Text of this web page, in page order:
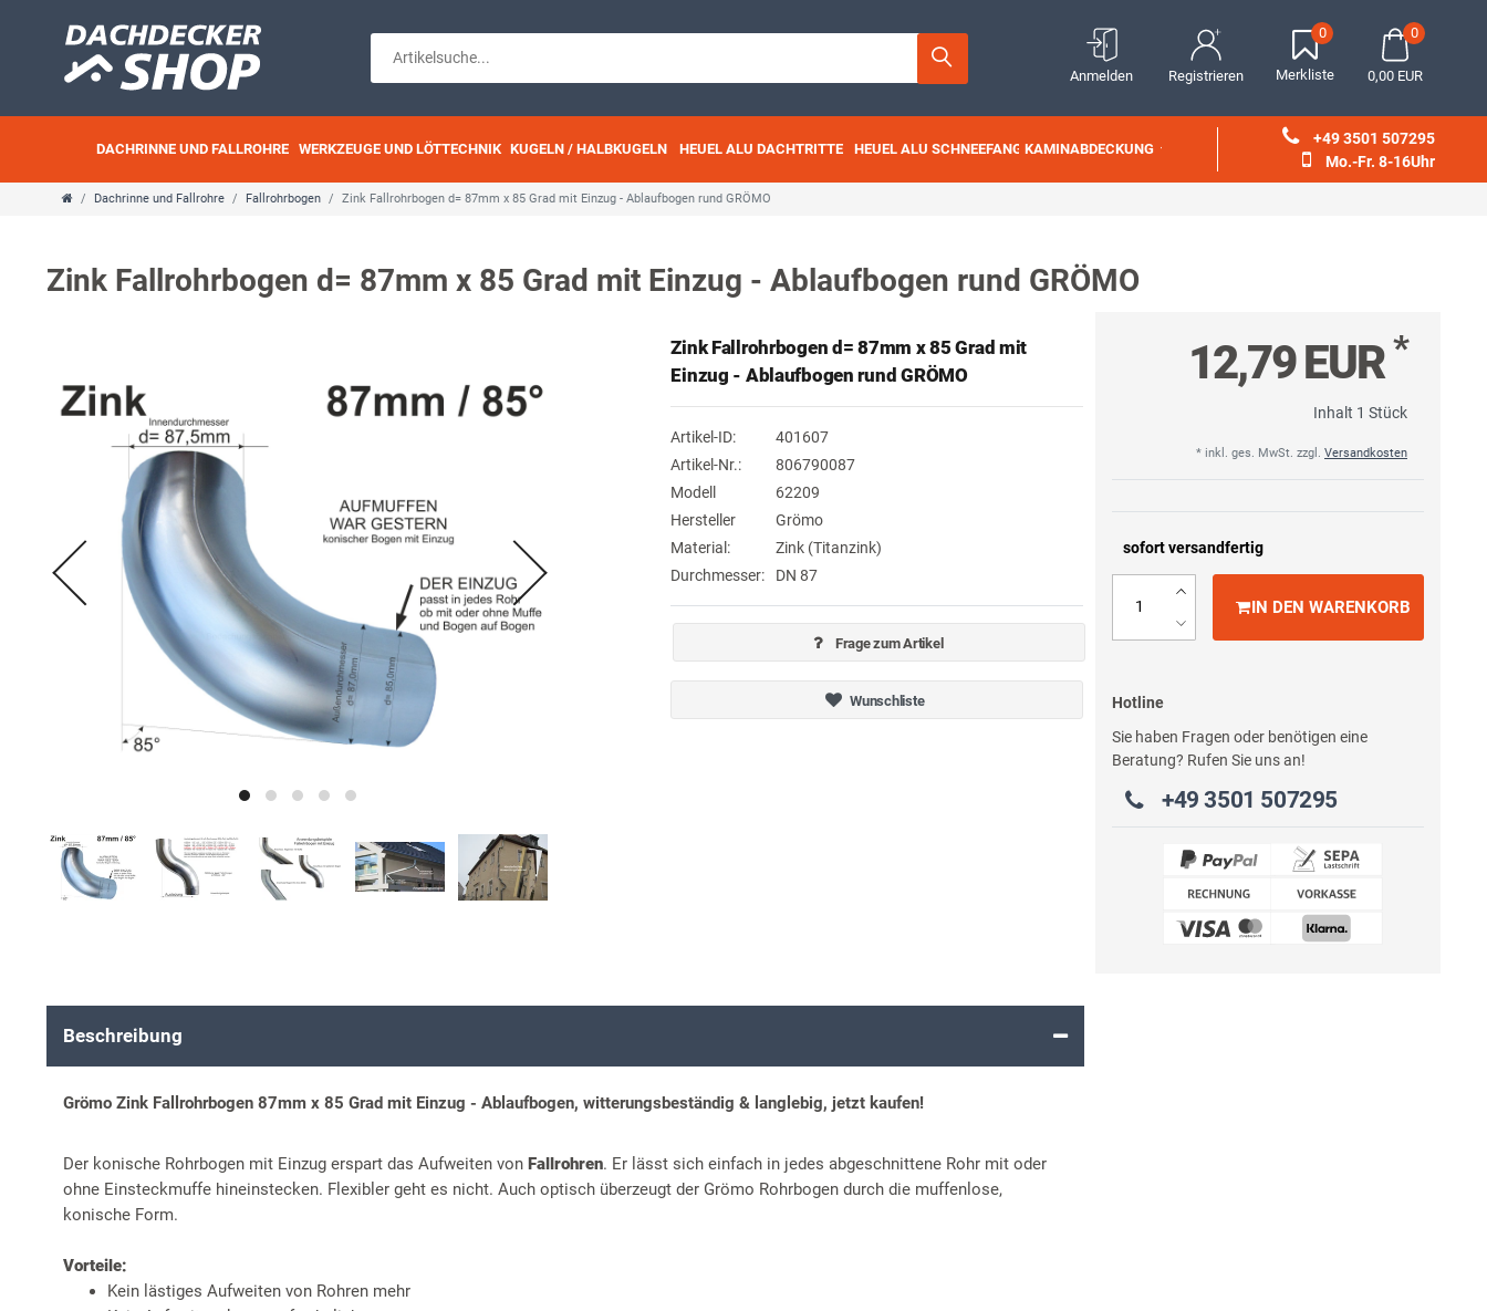
Anmelden Registrieren
0
Merkliste
0
0,00 EUR
DACHRINNE UND FALLROHRE WERKZEUGE UND LÖTTECHNIK KUGELN / HALBKUGELN HEUEL ALU DACHTRITTE HEUEL ALU SCHNEEFANG KAMINABDECKUNG
+49 3501 507295
Mo.-Fr. 8-16Uhr
Dachrinne und Fallrohre Fallrohrbogen Zink Fallrohrbogen d= 87mm x 85 Grad mit Einzug - Ablaufbogen rund GRÖMO
Zink Fallrohrbogen d= 87mm x 85 Grad mit Einzug - Ablaufbogen rund GRÖMO
12,79 EUR*
Inhalt 1 Stück
* inkl. ges. MwSt. zzgl. Versandkosten
sofort versandfertig
IN DEN WARENKORB
Hotline
Sie haben Fragen oder benötigen eine
Beratung? Rufen Sie uns an!
+49 3501 507295
Zink Fallrohrbogen d= 87mm x 85 Grad mit
Einzug - Ablaufbogen rund GRÖMO
Artikel-ID:
401607
Artikel-Nr.:
806790087
Modell
62209
Hersteller
Grömo
Material:
Zink (Titanzink)
Durchmesser:
DN 87
Frage zum Artikel
Wunschliste
Beschreibung
Grömo Zink Fallrohrbogen 87mm x 85 Grad mit Einzug - Ablaufbogen, witterungsbeständig & langlebig, jetzt kaufen!
Der konische Rohrbogen mit Einzug erspart das Aufweiten von Fallrohren. Er lässt sich einfach in jedes abgeschnittene Rohr mit oder
ohne Einsteckmuffe hineinstecken. Flexibler geht es nicht. Auch optisch überzeugt der Grömo Rohrbogen durch die muffenlose,
konische Form.
Vorteile:
Kein lästiges Aufweiten von Rohren mehr